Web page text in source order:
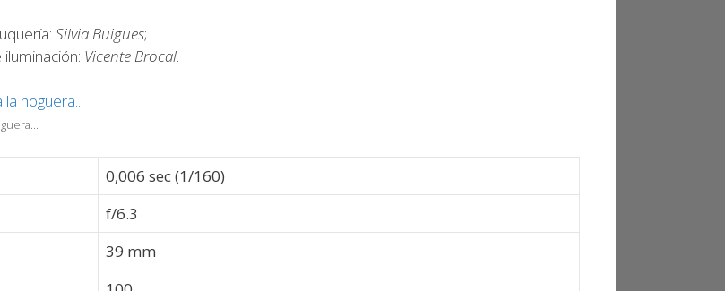
Silvia Buigues;
Vicente Brocal.
0,006 sec (1/160)
f/6.3
39 mm